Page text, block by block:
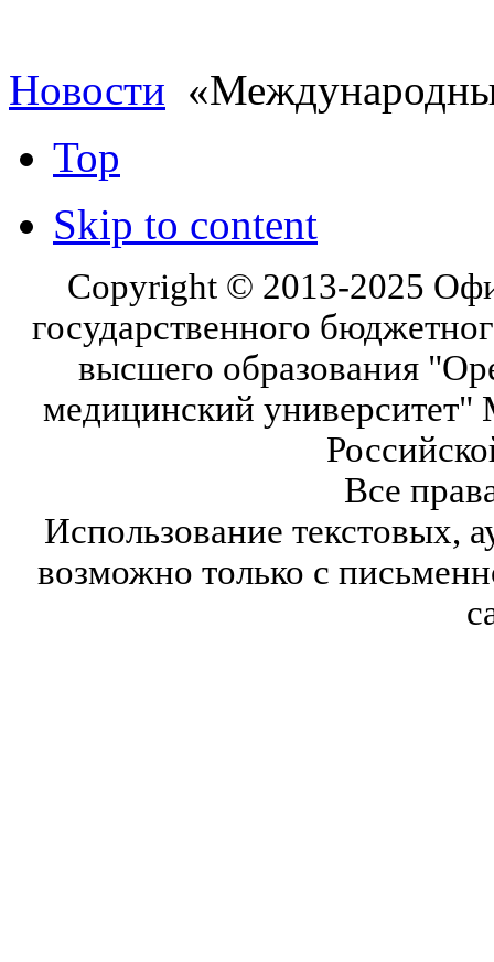
Новости
Top
Skip to content
Copyright © 2013-2025
государственного
высшего образования
медицинский университет"
Все
Использование текстовых,
возможно только с